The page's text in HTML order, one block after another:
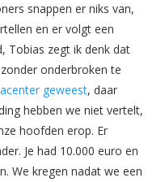
snappen er niks van,
en er volgt een
Tobias zegt ik denk dat
onderbroken te
geweest, daar
hebben we niet vertelt,
hoofden erop. Er
Je had 10.000 euro en
We kregen nadat we een